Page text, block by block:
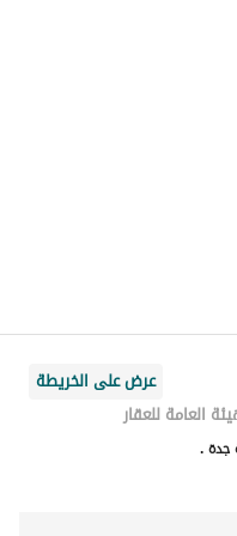
عرض على الخريطة
العامة للعقار
جدة .